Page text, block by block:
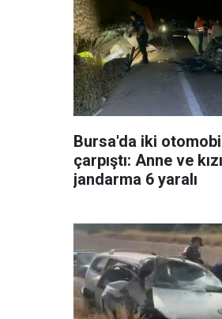
Bursa'da iki
çarpıştı: Anne ve
jandarma 6 yaralı